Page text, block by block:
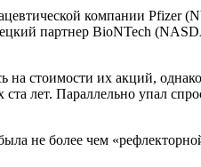
компании Pfizer
партнер BioNTech
стоимости их акций,
лет. Параллельно упал
не более чем